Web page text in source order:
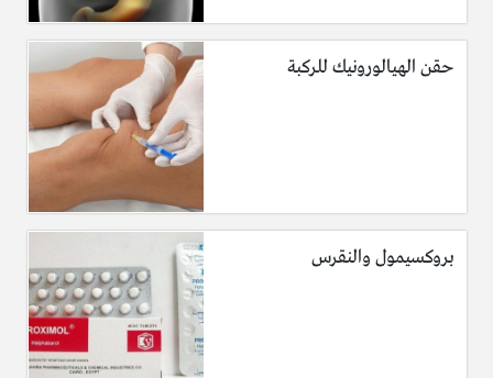
حقن الهيالورونيك للركبة
بروكسيمول والنقرس